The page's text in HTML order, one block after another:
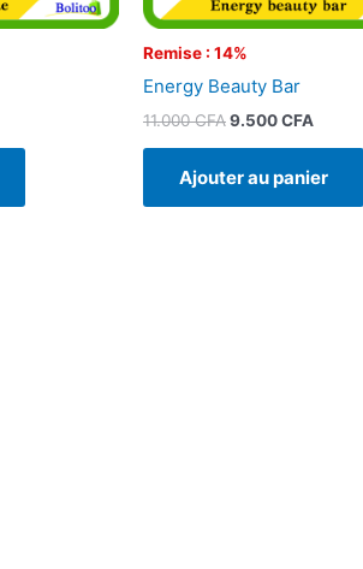
Remise : 14%
Energy Beauty Bar
11.000CFA9.500CFA
Ajouter au panier